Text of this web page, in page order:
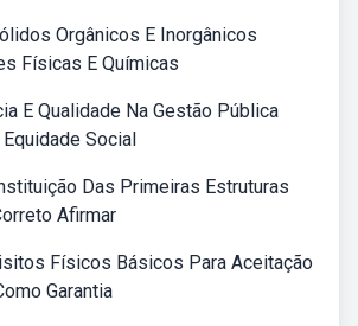
Orgânicos E Inorgânicos
Físicas E Químicas
E Qualidade Na Gestão Pública
Equidade Social
Das Primeiras Estruturas
Afirmar
Físicos Básicos Para Aceitação
Garantia